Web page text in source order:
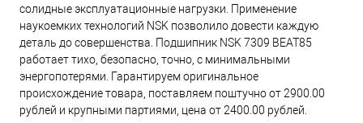
солидные эксплуатационные нагрузки. Применение
наукоемких технологий NSK позволило довести каждую
деталь до совершенства. Подшипник NSK 7309 BEAT85
работает тихо, безопасно, точно, с минимальными
энергопотерями. Гарантируем оригинальное
происхождение товара, поставляем поштучно от 2900.00
рублей и крупными партиями, цена от 2400.00 рублей.